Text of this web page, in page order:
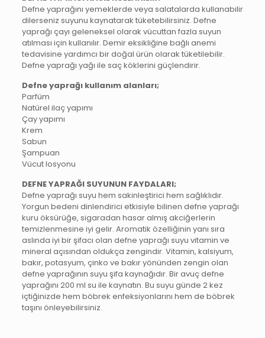
Defne yaprağını yemeklerde veya salatalarda kullanabilir
dilerseniz suyunu kaynatarak tüketebilirsiniz. Defne
yaprağı çayı geleneksel olarak vücuttan fazla suyun
atılması için kullanılır. Demir eksikliğine bağlı anemi
tedavisine yardımcı bir doğal ürün olarak tüketilebilir.
Defne yaprağı yağı ile saç köklerini güçlendirir.
Defne yaprağı kullanım alanları;
Parfüm
Natürel ilaç yapımı
Çay yapımı
Krem
Sabun
Şampuan
Vücut losyonu
DEFNE YAPRAĞI SUYUNUN FAYDALARI;
Defne yaprağı suyu hem sakinleştirici hem sağlıklıdır.
Yorgun bedeni dinlendirici etkisiyle bilinen defne yaprağı
kuru öksürüğe, sigaradan hasar almış akciğerlerin
temizlenmesine iyi gelir. Aromatik özelliğinin yanı sıra
aslında iyi bir şifacı olan defne yaprağı suyu vitamin ve
mineral açısından oldukça zengindir. Vitamin, kalsiyum,
bakır, potasyum, çinko ve bakır yönünden zengin olan
defne yaprağının suyu şifa kaynağıdır. Bir avuç defne
yaprağını 200 ml su ile kaynatın. Bu suyu günde 2 kez
içtiğinizde hem böbrek enfeksiyonlarını hem de böbrek
taşını önleyebilirsiniz.